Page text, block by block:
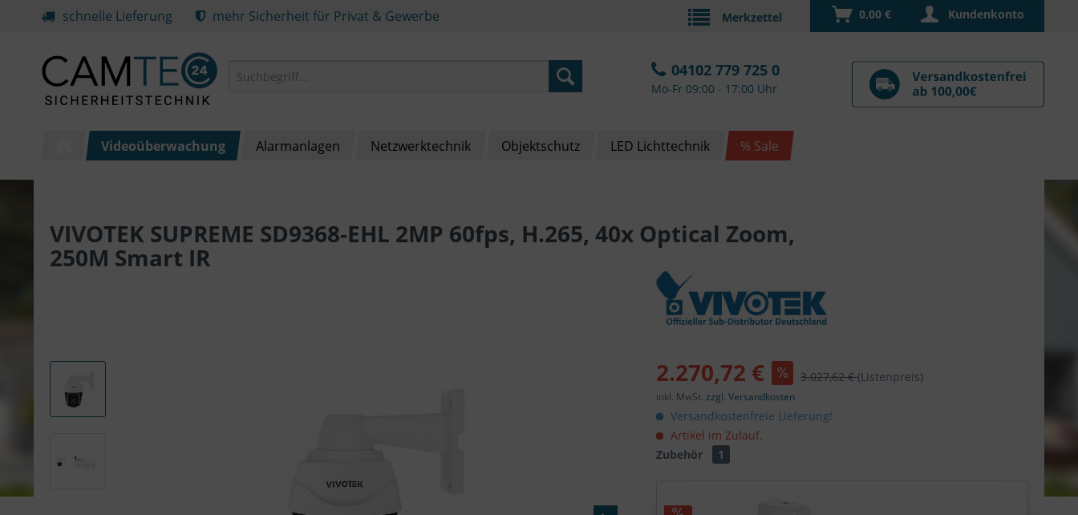
schnelle Lieferung mehr Sicherheit für Privat & Gewerbe Kundenkonto
0,00 €
04102 779 725 0
Mo-Fr 09:00 - 17:00 Uhr
Videoüberwachung Alarmanlagen Netzwerktechnik Objektschutz LED Lichttechnik % Sale
VIVOTEK SUPREME SD9368-EHL 2MP 60fps, H.265, 40x Optical Zoom,
250M Smart IR
2.270,72 € 3.027,62 €(Listenpreis)
inkl. MwSt.zzgl. Versandkosten
Versandkostenfreie Lieferung!
Artikel im Zulauf.
Zubehör
1